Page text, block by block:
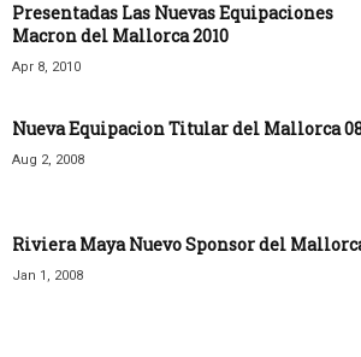
Presentadas Las Nuevas Equipaciones
Macron del Mallorca 2010
Apr 8, 2010
Nueva Equipacion Titular del Mallorca
Aug 2, 2008
Riviera Maya Nuevo Sponsor del
Jan 1, 2008